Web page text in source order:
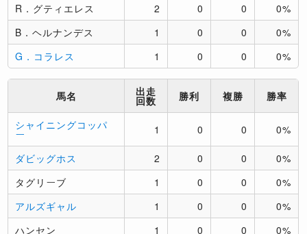
R．グティエレス
2 0 0
0%
B．ヘルナンデス
1 0 0
0%
G．コラレス
1 0 0 0%
馬名 出走
回数 勝利 複勝 勝率
シャイニングコッパ
ー 1 0 0 0%
ダビッグホス 2 0 0
0%
タグリーブ
1 0 0
0%
アルズギャル
1 0 0
0%
ハンセン
1 0 0 0%